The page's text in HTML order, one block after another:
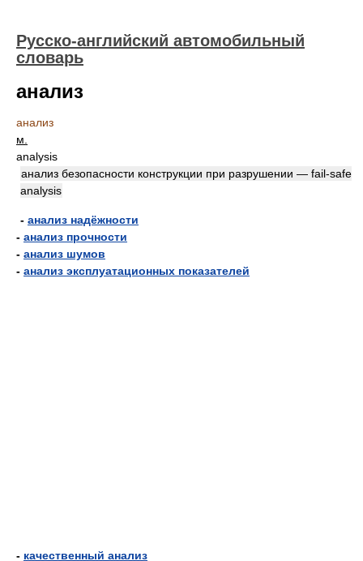
Русско-английский автомобильный
словарь
анализ
анализ
м.
analysis
анализ безопасности конструкции при разрушении — fail-safe
analysis
- анализ надёжности
- анализ прочности
- анализ шумов
- анализ эксплуатационных показателей
- качественный анализ